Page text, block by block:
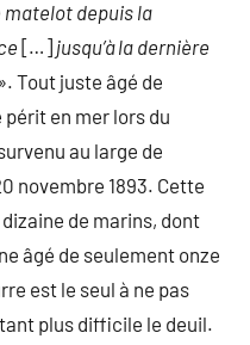
matelot depuis la
[…] jusqu’à la dernière
». Tout juste âgé de
en mer lors du
au large de
novembre 1893. Cette
de marins, dont
âgé de seulement onze
est le seul à ne pas
plus difficile le deuil.